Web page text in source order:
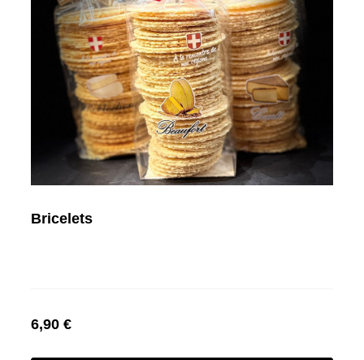
Bricelets
6,90 €